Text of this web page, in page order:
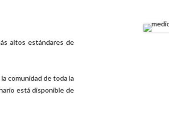
altos estándares de
comunidad de toda la
está disponible de